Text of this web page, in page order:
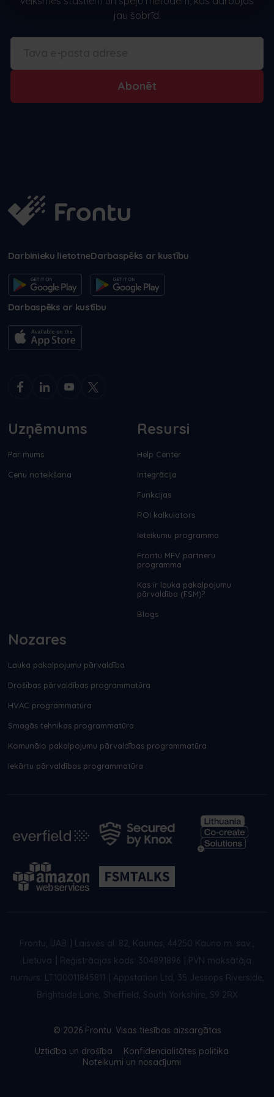
jau šobrīd.
Abonēt
Darbinieku lietotneDarbaspēks ar kustību
Darbaspēks ar kustību
Uzņēmums
Par mums
Cenu noteikšana
Resursi
Help Center
Integrācija
Funkcijas
ROI kalkulators
Ieteikumu programma
Frontu MFV partneru
programma
Kas ir lauka pakalpojumu
pārvaldība (FSM)?
Blogs
Nozares
Lauka pakalpojumu pārvaldība
Drošības pārvaldības programmatūra
HVAC programmatūra
Smagās tehnikas programmatūra
Komunālo pakalpojumu pārvaldības programmatūra
Iekārtu pārvaldības programmatūra
Frontu, UAB
Laisvės al. 82, Kaunas, 44250 Kauno m. sav.,
Lietuva
Reģistrācijas kods: 304891896
PVN maksātāja
numurs: LT100011845811
Appstation Ltd, 35 Jessops Riverside,
Brightside Lane, Sheffield, South Yorkshire, S9 2RX
© 2026 Frontu. Visas tiesības aizsargātas
Uzticība un drošība
Konfidencialitātes politika
Noteikumi un nosacījumi